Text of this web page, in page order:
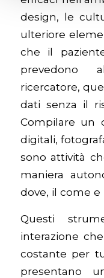
design, le
ulteriore
che il
prevedono
ricercatore,
dati senza il
Compilare un
digitali,
sono attività
maniera
dove, il come e
Questi
interazione
costante per
presentano